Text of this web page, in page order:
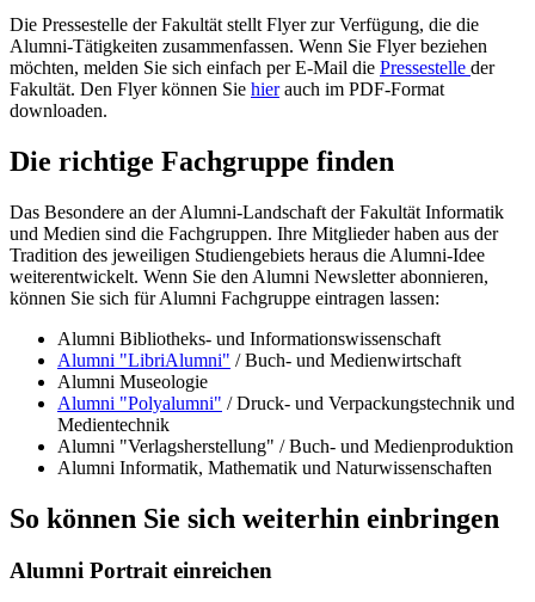
Die Pressestelle der Fakultät stellt Flyer zur Verfügung, die die
Alumni-Tätigkeiten zusammenfassen. Wenn Sie Flyer beziehen
möchten, melden Sie sich einfach per E-Mail die Pressestelle der
Fakultät. Den Flyer können Sie hierauch im PDF-Format
downloaden.
Die richtige Fachgruppe finden
Das Besondere an der Alumni-Landschaft der Fakultät Informatik
und Medien sind die Fachgruppen. Ihre Mitglieder haben aus der
Tradition des jeweiligen Studiengebiets heraus die Alumni-Idee
weiterentwickelt. Wenn Sie den Alumni Newsletter abonnieren,
können Sie sich für Alumni Fachgruppe eintragen lassen:
Alumni Bibliotheks- und Informationswissenschaft
Alumni "LibriAlumni" / Buch- und Medienwirtschaft
Alumni Museologie
Alumni "Polyalumni" / Druck- und Verpackungstechnik und
Medientechnik
Alumni "Verlagsherstellung" / Buch- und Medienproduktion
Alumni Informatik, Mathematik und Naturwissenschaften
So können Sie sich weiterhin einbringen
Alumni Portrait einreichen